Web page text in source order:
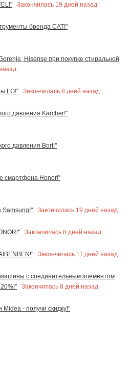
Закончилась 19 дней назад
бренда CAT!"
Hisense при покупке стиральной
LG!"
Закончилась 8 дней назад
давления Karcher!"
давления Bort!"
смартфона Honor!"
Закончилась 19 дней назад
Закончилась 8 дней назад
Закончилась 11 дней назад
с соединительным элементом
Закончилась 8 дней назад
Midea - получи скидку!"